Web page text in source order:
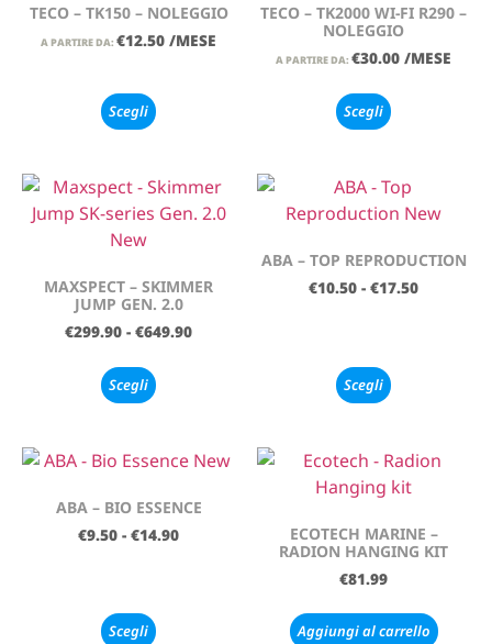
TECO – TK150 – NOLEGGIO
A PARTIRE DA: €12.50 /MESE
Scegli
TECO – TK2000 WI-FI R290 –
NOLEGGIO
A PARTIRE DA: €30.00 /MESE
Scegli
MAXSPECT – SKIMMER
JUMP GEN. 2.0
€299.90 - €649.90
Scegli
ABA – TOP REPRODUCTION
€10.50 - €17.50
Scegli
ABA – BIO ESSENCE
€9.50 - €14.90
Scegli
ECOTECH MARINE –
RADION HANGING KIT
€81.99
Aggiungi al carrello